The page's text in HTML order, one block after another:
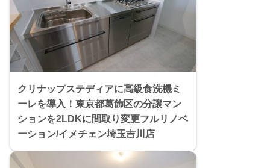
クリナップステディアに高級食洗機ミ
ーレを導入！東京都葛飾区の分譲マン
ションを2LDKに間取り変更フルリノベ
ーション/イメチェン埼玉吉川店